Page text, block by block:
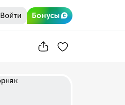
Войти Бонусы